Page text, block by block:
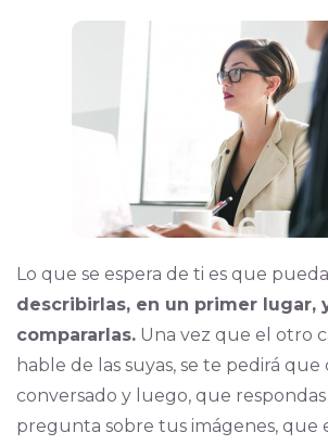
Lo que se espera de ti es que
describirlas, en un primer lugar,
compararlas.Una vez que el otro
hable de las suyas, se te pedirá
conversado y luego, que
pregunta sobre tus imágenes, que